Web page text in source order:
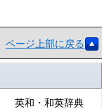
ページ上部に戻る
英和・和英辞典